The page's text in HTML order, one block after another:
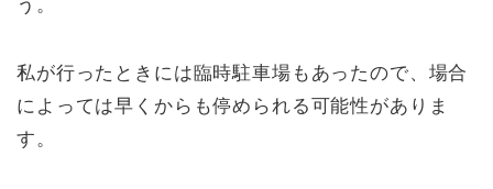
う。
私が行ったときには臨時駐車場もあったので、場合
によっては早くからも停められる可能性がありま
す。